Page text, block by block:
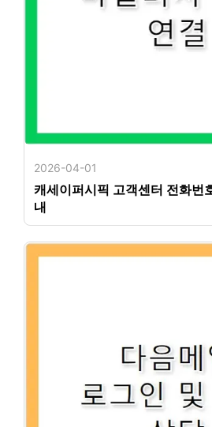
2026-04-01
캐세이퍼시픽 고객센터 전화번
내